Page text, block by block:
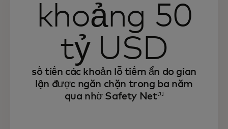
khoảng 50
tỷ USD
số tiền các khoản lỗ tiềm ẩn do gian
lận được ngăn chặn trong ba năm
qua nhờ Safety Net [1]